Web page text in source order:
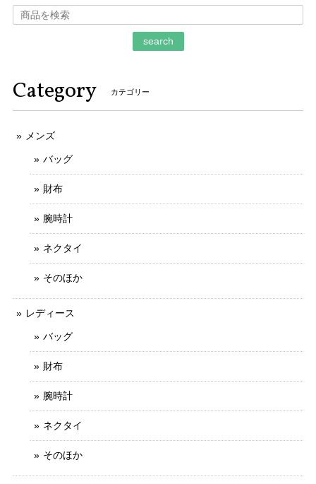
そのように言っていただけましてとても嬉しく
ます。 ご丁寧なお取引をしていただきましてあ
不明な点や質問にも迅速かつご丁寧に対応していただける信
用のできるお店です。
ご丁寧なお取引をしていただきましてありがと
うございます。 とても信頼できるお客様で、安
心してお取引ができました。 お力になれること
もなにとぞよろしくお願いいたします。
写真と説明文通りの綺麗なお品でした 予備コマでのバンドサ
イズ調整にも応じていただき、ありがとうございます
search
Category カテゴリー
メンズ
バッグ
財布
腕時計
ネクタイ
そのほか
レディース
バッグ
財布
腕時計
ネクタイ
そのほか